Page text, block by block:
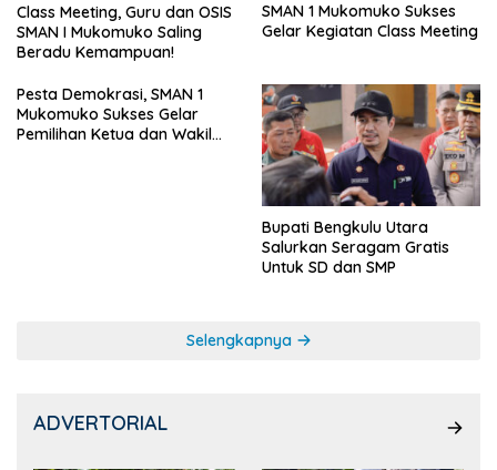
Class Meeting, Guru dan OSIS
SMAN I Mukomuko Saling
Beradu Kemampuan!
SMAN 1 Mukomuko Sukses
Gelar Kegiatan Class Meeting
Pesta Demokrasi, SMAN 1
Mukomuko Sukses Gelar
Pemilihan Ketua dan Wakil
Bupati Bengkulu Utara
Salurkan Seragam Gratis
Untuk SD dan SMP
Selengkapnya
ADVERTORIAL